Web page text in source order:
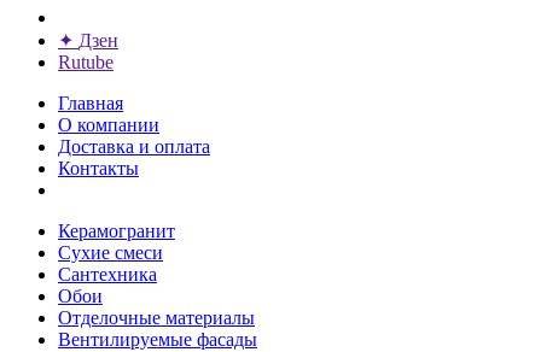
✦ Дзен
Rutube
Главная
О компании
Доставка и оплата
Контакты
Керамогранит
Сухие смеси
Сантехника
Обои
Отделочные материалы
Вентилируемые фасады